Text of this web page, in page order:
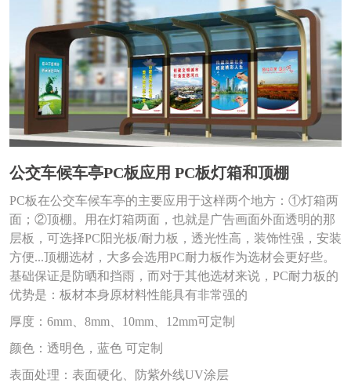
{/pboot:if}
公交车候车亭PC板应用 PC板灯箱和顶棚
PC板在公交车候车亭的主要应用于这样两个地方：①灯箱两
面；②顶棚。用在灯箱两面，也就是广告画面外面透明的那
层板，可选择PC阳光板/耐力板，透光性高，装饰性强，安装
方便...顶棚选材，大多会选用PC耐力板作为选材会更好些。
基础保证是防晒和挡雨，而对于其他选材来说，PC耐力板的
优势是：板材本身原材料性能具有非常强的
厚度：6mm、8mm、10mm、12mm可定制
颜色：透明色，蓝色 可定制
表面处理：表面硬化、防紫外线UV涂层